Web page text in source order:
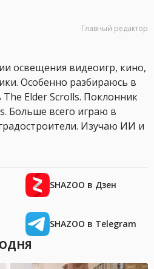
Главный редактор
освещения видеоигр, кино,
Особенно разбираюсь в
Elder Scrolls. Поклонник
Больше всего играю в
Изучаю ИИ и
SHAZOO в Дзен
SHAZOO в Telegram